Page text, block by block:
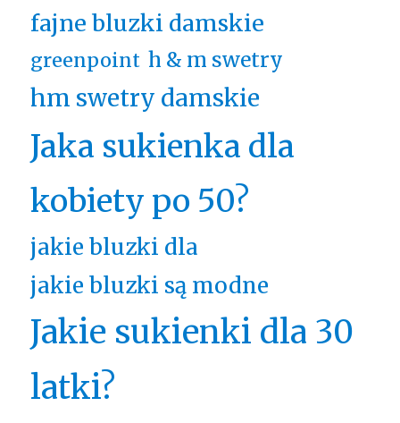
fajne bluzki damskie
greenpoint h & m swetry
hm swetry damskie
Jaka sukienka dla
kobiety po 50?
jakie bluzki dla
jakie bluzki są modne
Jakie sukienki dla 30
latki?